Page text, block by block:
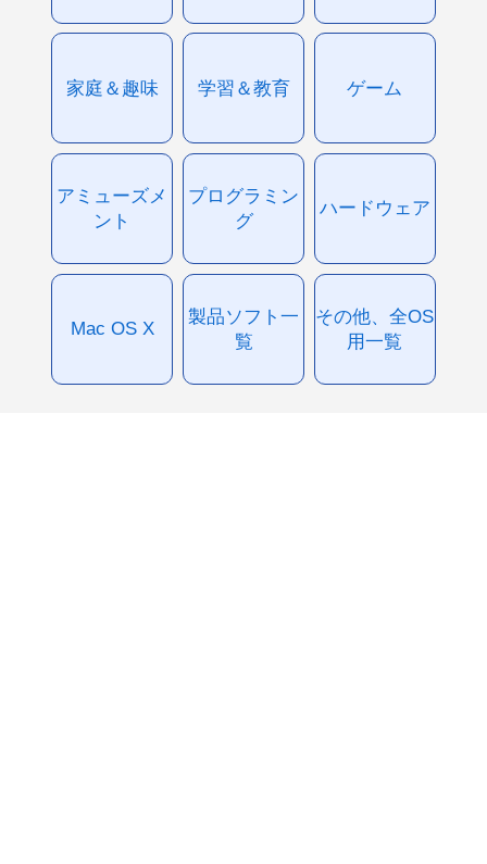
家庭＆趣味 学習＆教育 ゲーム
アミューズメ
ント
プログラミン
グ
ハードウェア
Mac OS X
製品ソフト一
覧
その他、全OS
用一覧